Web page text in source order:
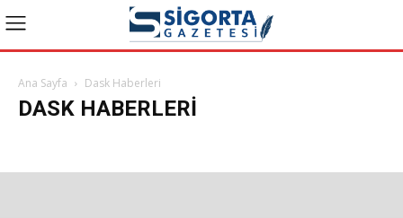
Ana Sayfa Dask Haberleri
DASK HABERLERI